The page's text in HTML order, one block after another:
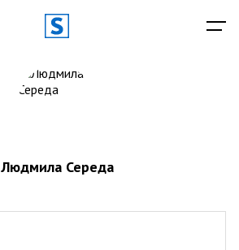
Людмила Середа